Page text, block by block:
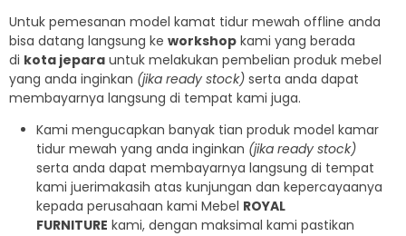
Untuk pemesanan model kamat tidur mewah offline anda
bisa datang langsung ke workshop kami yang berada
di kota jepara untuk melakukan pembelian produk mebel
yang anda inginkan (jika ready stock) serta anda dapat
membayarnya langsung di tempat kami juga.
Kami mengucapkan banyak tian produk model kamar
tidur mewah yang anda inginkan (jika ready stock)
serta anda dapat membayarnya langsung di tempat
kami juerimakasih atas kunjungan dan kepercayaanya
kepada perusahaan kami Mebel ROYAL
FURNITURE kami, dengan maksimal kami pastikan